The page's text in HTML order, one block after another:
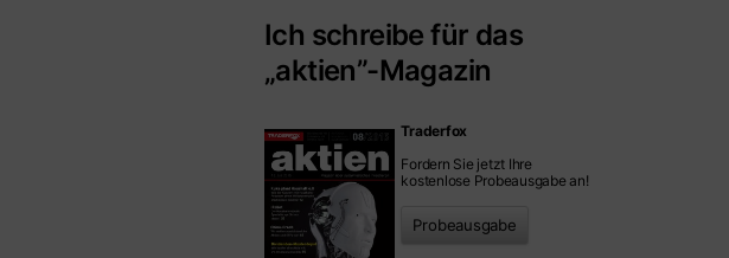
Ich schreibe für das
„aktien”-Magazin
Traderfox
Fordern Sie jetzt Ihre
kostenlose Probeausgabe an!
Probeausgabe